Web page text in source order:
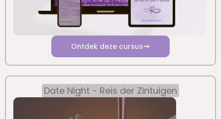
Ontdek deze cursus
Date Night - Reis der Zintuigen